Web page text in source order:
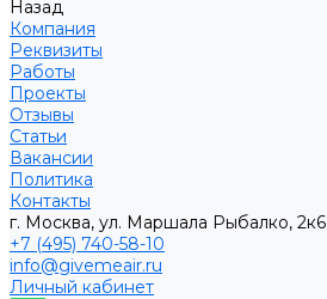
Назад
Компания
Реквизиты
Работы
Проекты
Отзывы
Статьи
Вакансии
Политика
Контакты
г. Москва, ул. Маршала Рыбалко, 2к6
+7 (495) 740-58-10
info@givemeair.ru
Личный кабинет